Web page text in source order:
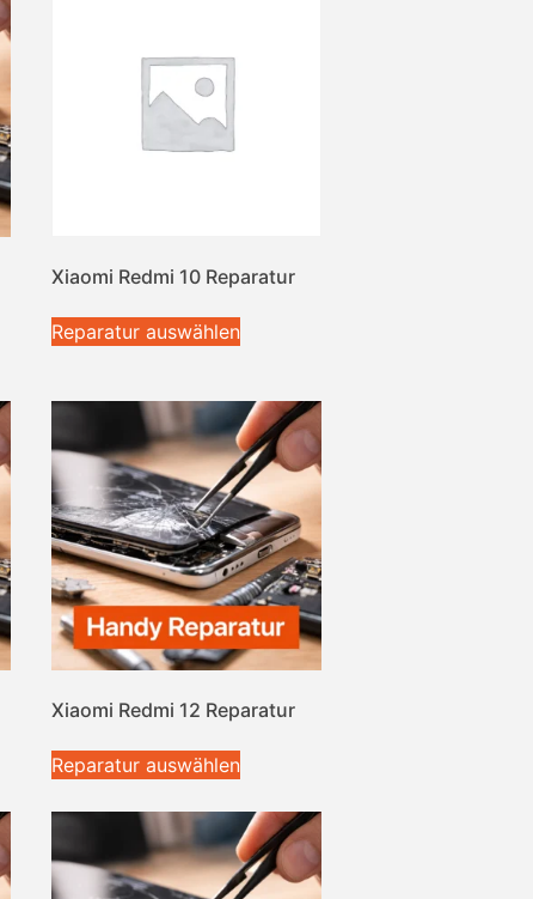
Xiaomi Redmi 10 Reparatur
Reparatur auswählen
Xiaomi Redmi 12 Reparatur
Reparatur auswählen